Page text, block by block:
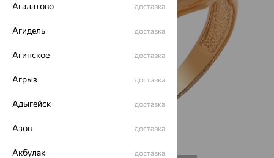
Агалатово доставка
Агидель доставка
Агинское доставка
Агрыз доставка
Адыгейск доставка
Азов доставка
Акбулак доставка